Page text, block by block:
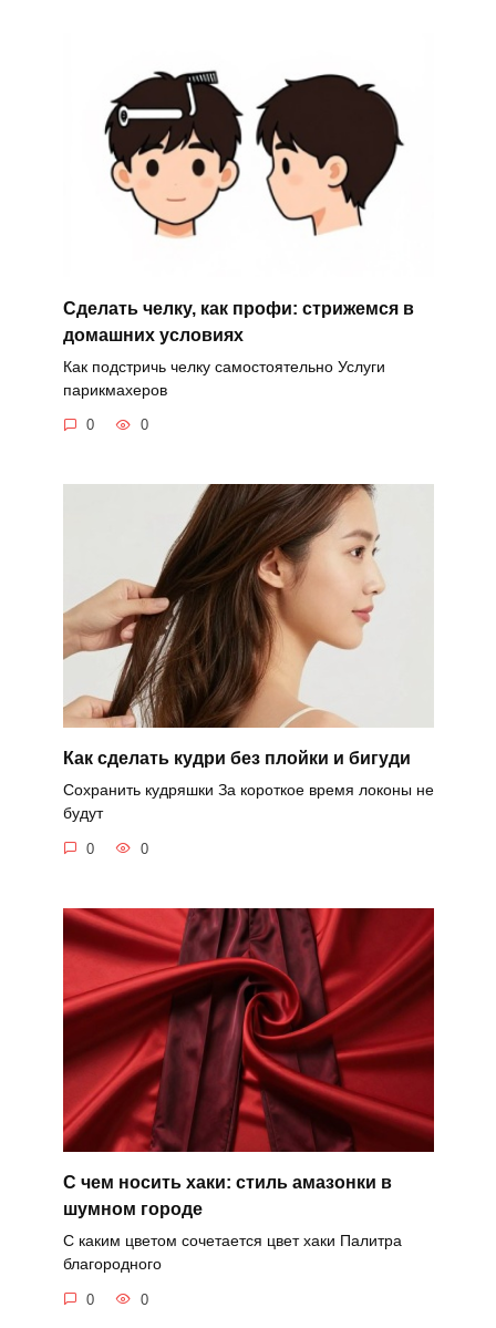
Сделать челку, как профи: стрижемся в
домашних условиях
Как подстричь челку самостоятельно Услуги
парикмахеров
0 0
Как сделать кудри без плойки и бигуди
Сохранить кудряшки За короткое время локоны не
будут
0 0
С чем носить хаки: стиль амазонки в
шумном городе
С каким цветом сочетается цвет хаки Палитра
благородного
0 0